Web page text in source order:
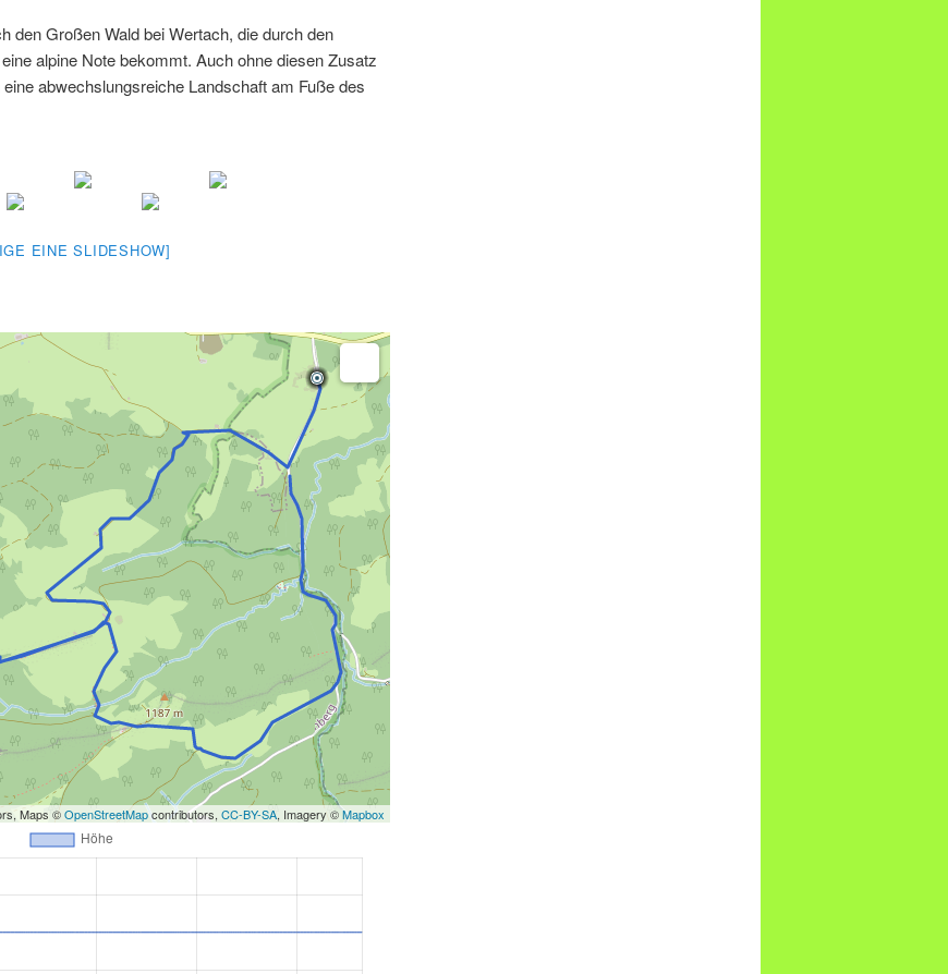
den Großen Wald bei Wertach, die durch den
alpine Note bekommt. Auch ohne diesen Zusatz
abwechslungsreiche Landschaft am Fuße des
EINE SLIDESHOW]
Maps ©OpenStreetMapcontributors, CC-BY-SA, Imagery ©Mapbox